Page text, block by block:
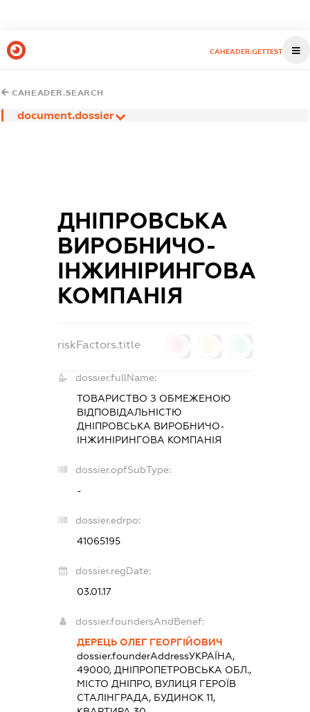
CAHEADER.GETTEST
CAHEADER.SEARCH
document.dossier
ДНІПРОВСЬКА
ВИРОБНИЧО-
ІНЖИНІРИНГОВА
КОМПАНІЯ
riskFactors.title
dossier.fullName:
ТОВАРИСТВО З ОБМЕЖЕНОЮ
ВІДПОВІДАЛЬНІСТЮ
ДНІПРОВСЬКА ВИРОБНИЧО-
ІНЖИНІРИНГОВА КОМПАНІЯ
dossier.opfSubType:
-
dossier.edrpo:
41065195
dossier.regDate:
03.01.17
dossier.foundersAndBenef:
ДЕРЕЦЬ ОЛЕГ ГЕОРГІЙОВИЧ
dossier.founderAddressУКРАЇНА,
49000, ДНІПРОПЕТРОВСЬКА ОБЛ.,
МІСТО ДНІПРО, ВУЛИЦЯ ГЕРОЇВ
СТАЛІНГРАДА, БУДИНОК 11,